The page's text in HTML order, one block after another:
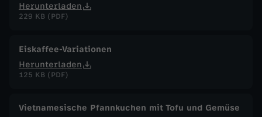
Herunterladen
229 KB (PDF)
Eiskaffee-Variationen
Herunterladen
125 KB (PDF)
Vietnamesische Pfannkuchen mit Tofu und Gemüse